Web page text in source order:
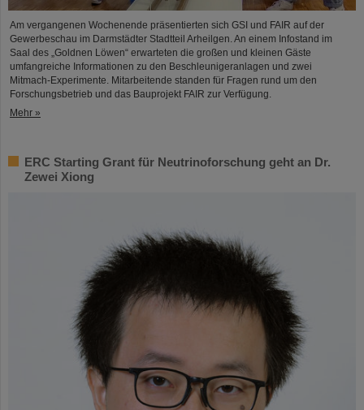
Am vergangenen Wochenende präsentierten sich GSI und FAIR auf der
Gewerbeschau im Darmstädter Stadtteil Arheilgen. An einem Infostand im
Saal des „Goldnen Löwen“ erwarteten die großen und kleinen Gäste
umfangreiche Informationen zu den Beschleunigeranlagen und zwei
Mitmach-Experimente. Mitarbeitende standen für Fragen rund um den
Forschungsbetrieb und das Bauprojekt FAIR zur Verfügung.
Mehr »
ERC Starting Grant für Neutrinoforschung geht an Dr.
Zewei Xiong